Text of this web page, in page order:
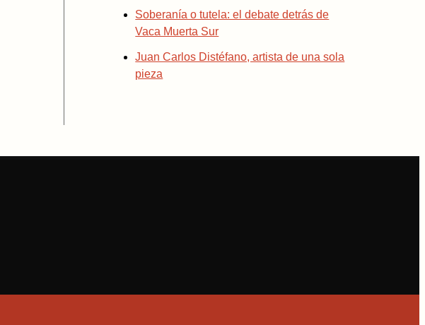
Soberanía o tutela: el debate detrás de
Vaca Muerta Sur
Juan Carlos Distéfano, artista de una sola
pieza